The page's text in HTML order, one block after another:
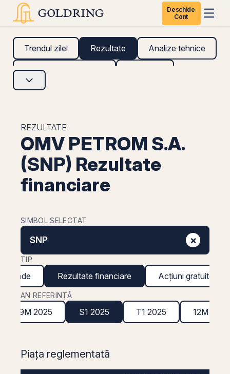
Deschide
Cont
Trendul zilei Rezultate Analize tehnice
Analize fundamentale
REZULTATE
OMV PETROM S.A.
(SNP) Rezultate
financiare
SIMBOL SELECTAT
SNP ×
TIP
Rezultate financiare Acțiuni gratuite
AN REFERINȚĂ
9M 2025 S1 2025 T1 2025 12M 2024
Piața reglementată